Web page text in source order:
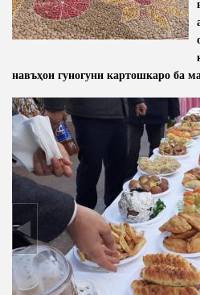
Полномочия
Книги
Статьи
Пресс-центр
ПРЕЗИДЕНТ РЕСПУБЛИКИ
Структура Института
История руководителей
навъҳои гуногуни картошкаро ба